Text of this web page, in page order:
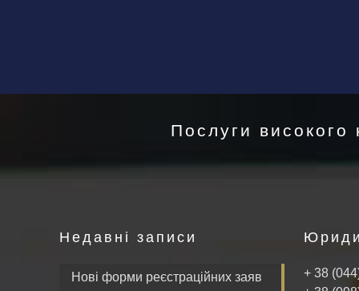
Послуги високого
Недавні записи
Нові форми реєстраційних заяв
+ 38